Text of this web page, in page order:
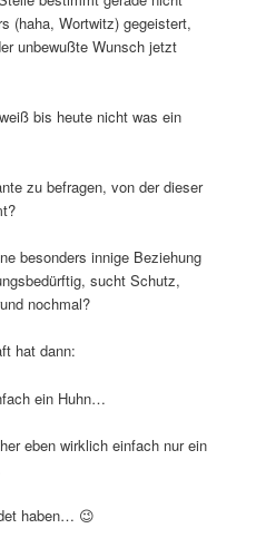
(haha, Wortwitz) gegeistert,
unbewußte Wunsch jetzt
bis heute nicht was ein
zu befragen, von der dieser
besonders innige Beziehung
sucht Schutz,
nochmal?
hat dann:
ein Huhn…
eben wirklich einfach nur ein
haben… 😉